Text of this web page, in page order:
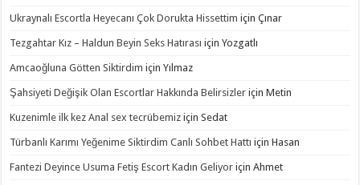
Ukraynalı Escortla Heyecanı Çok Dorukta Hissettim içinÇınar
Tezgahtar Kız – Haldun Beyin Seks Hatırası içinYozgatlı
Amcaoğluna Götten Siktirdim içinYılmaz
Şahsiyeti Değişik Olan Escortlar Hakkında Belirsizler içinMetin
Kuzenimle ilk kez Anal sex tecrübemiz içinSedat
Türbanlı Karımı Yeğenime Siktirdim Canlı Sohbet Hattı içinHasan
Fantezi Deyince Usuma Fetiş Escort Kadın Geliyor içinAhmet